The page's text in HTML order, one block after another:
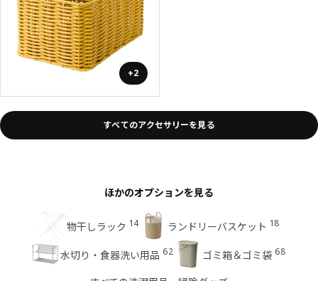
+2
すべてのアクセサリーを見る
ほかのオプションを見る
物干しラック 14 ランドリーバスケット 18
水切り・食器洗い用品 62 ゴミ箱＆ゴミ袋 68